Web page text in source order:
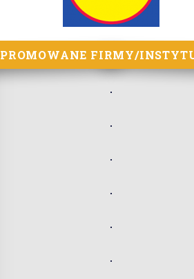
PROMOWANE FIRMY/